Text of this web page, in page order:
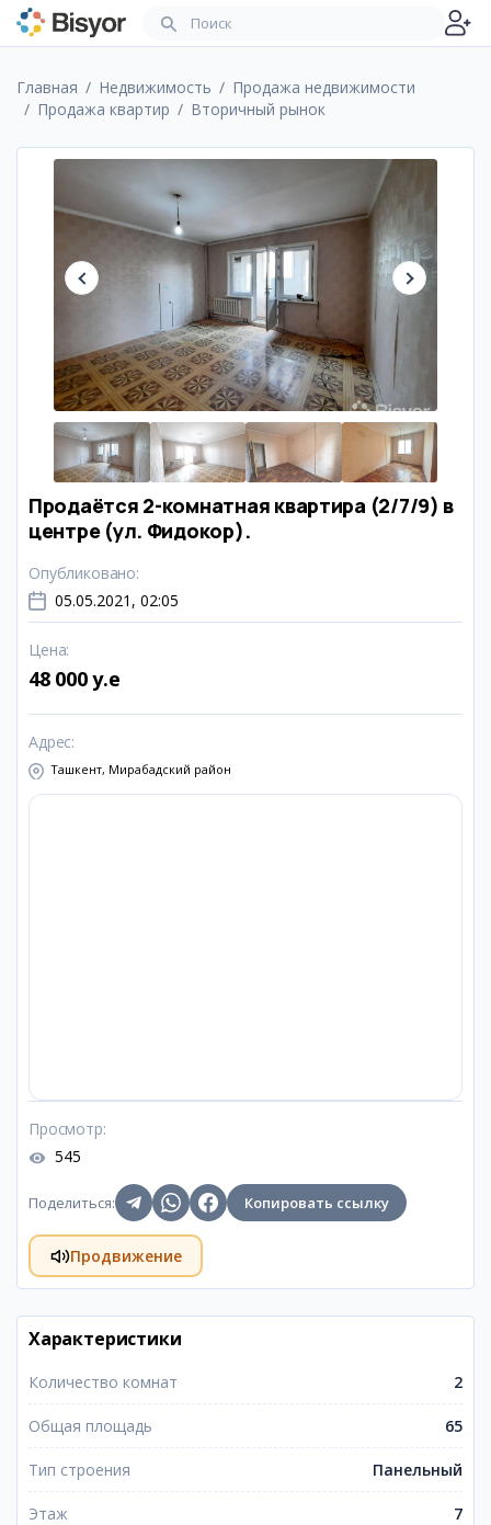
Главная Недвижимость
Продажа недвижимости
Продажа квартир
Вторичный рынок
Продаётся 2-комнатная квартира (2/7/9) в
центре (ул. Фидокор).
Опубликовано:
05.05.2021, 02:05
Цена:
48 000 y.e
Адрес:
Ташкент, Мирабадский район
Просмотр:
545
Поделиться: Копировать ссылку
Продвижение
Характеристики
Количество комнат 2
Общая площадь 65
Тип строения Панельный
Этаж 7